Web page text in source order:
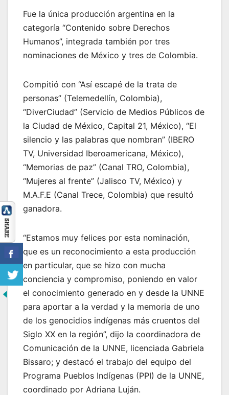
Fue la única producción argentina en la
categoría “Contenido sobre Derechos
Humanos”, integrada también por tres
nominaciones de México y tres de Colombia.
Compitió con “Así escapé de la trata de
personas” (Telemedellín, Colombia),
“DiverCiudad” (Servicio de Medios Públicos de
la Ciudad de México, Capital 21, México), “El
silencio y las palabras que nombran” (IBERO
TV, Universidad Iberoamericana, México),
“Memorias de paz” (Canal TRO, Colombia),
“Mujeres al frente” (Jalisco TV, México) y
M.A.F.E (Canal Trece, Colombia) que resultó
ganadora.
“Estamos muy felices por esta nominación,
que es un reconocimiento a esta producción
en particular, que se hizo con mucha
conciencia y compromiso, poniendo en valor
el conocimiento generado en y desde la UNNE
para aportar a la verdad y la memoria de uno
de los genocidios indígenas más cruentos del
Siglo XX en la región”, dijo la coordinadora de
Comunicación de la UNNE, licenciada Gabriela
Bissaro; y destacó el trabajo del equipo del
Programa Pueblos Indígenas (PPI) de la UNNE,
coordinado por Adriana Luján.